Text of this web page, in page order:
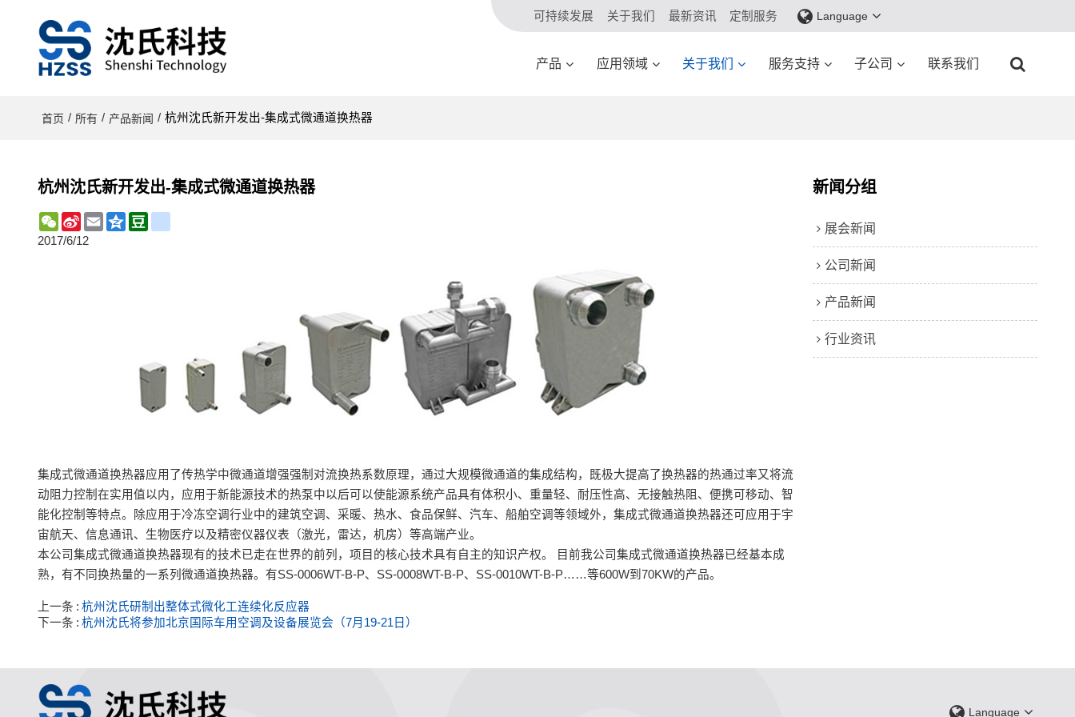
可持续发展 关于我们 最新资讯 定制服务 Language
产品 应用领域 关于我们 服务支持 子公司 联系我们
首页 / 所有 / 产品新闻 / 杭州沈氏新开发出-集成式微通道换热器
杭州沈氏新开发出-集成式微通道换热器
WeChat
Sina
Weibo
EmailQzoneDouban
2017/6/12
集成式微通道换热器应用了传热学中微通道增强强制对流换热系数原理，通过大规模微通道的集成结构，既极大提高了换热器的热通过率又将流
动阻力控制在实用值以内，应用于新能源技术的热泵中以后可以使能源系统产品具有体积小、重量轻、耐压性高、无接触热阻、便携可移动、智
能化控制等特点。除应用于冷冻空调行业中的建筑空调、采暖、热水、食品保鲜、汽车、船舶空调等领域外，集成式微通道换热器还可应用于宇
宙航天、信息通讯、生物医疗以及精密仪器仪表（激光，雷达，机房）等高端产业。
本公司集成式微通道换热器现有的技术已走在世界的前列，项目的核心技术具有自主的知识产权。 目前我公司集成式微通道换热器已经基本成
熟，有不同换热量的一系列微通道换热器。有SS-0006WT-B-P、SS-0008WT-B-P、SS-0010WT-B-P……等600W到70KW的产品。
上一条
杭州沈氏研制出整体式微化工连续化反应器
下一条
杭州沈氏将参加北京国际车用空调及设备展览会（7月19-21日）
新闻分组
展会新闻
公司新闻
产品新闻
行业资讯
Language